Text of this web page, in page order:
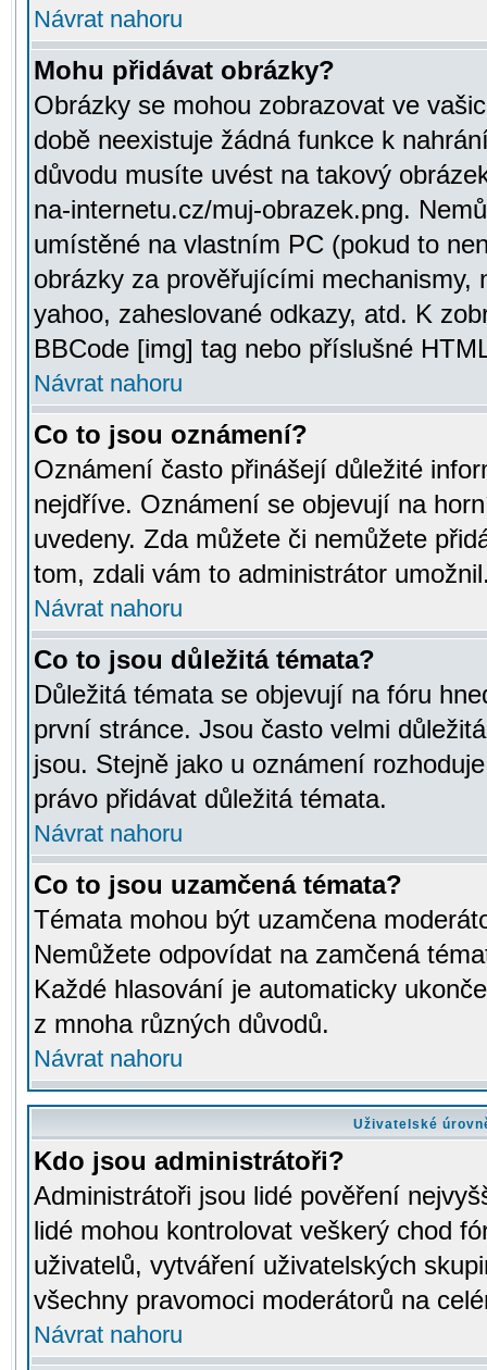
Návrat nahoru
Mohu přidávat obrázky?
Obrázky se mohou zobrazovat ve
době neexistuje žádná funkce k
důvodu musíte uvést na takový
na-internetu.cz/muj-obrazek.png.
umístěné na vlastním PC (pokud to
obrázky za prověřujícími mechanismy,
yahoo, zaheslované odkazy, atd. K
BBCode [img] tag nebo příslušné
Návrat nahoru
Co to jsou oznámení?
Oznámení často přinášejí důležité
nejdříve. Oznámení se objevují na
uvedeny. Zda můžete či nemůžete
tom, zdali vám to administrátor
Návrat nahoru
Co to jsou důležitá témata?
Důležitá témata se objevují na fóru
první stránce. Jsou často velmi
jsou. Stejně jako u oznámení
právo přidávat důležitá témata.
Návrat nahoru
Co to jsou uzamčená témata?
Témata mohou být uzamčena
Nemůžete odpovídat na zamčená
Každé hlasování je automaticky
z mnoha různých důvodů.
Návrat nahoru
Uživatelské
Kdo jsou administrátoři?
Administrátoři jsou lidé pověření
lidé mohou kontrolovat veškerý chod
uživatelů, vytváření uživatelských
všechny pravomoci moderátorů na
Návrat nahoru